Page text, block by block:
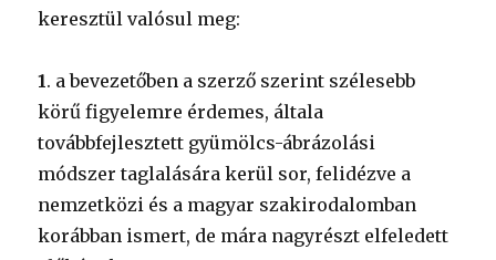
keresztül valósul meg:
1. a bevezetőben a szerző szerint szélesebb
körű figyelemre érdemes, általa
továbbfejlesztett gyümölcs-ábrázolási
módszer taglalására kerül sor, felidézve a
nemzetközi és a magyar szakirodalomban
korábban ismert, de mára nagyrészt elfeledett